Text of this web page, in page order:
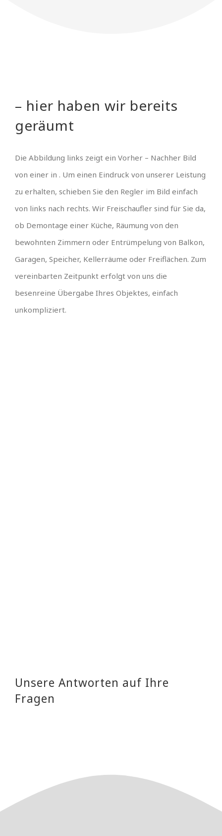
– hier haben wir bereits
geräumt
Die Abbildung links zeigt ein Vorher – Nachher Bild
von einer in . Um einen Eindruck von unserer Leistung
zu erhalten, schieben Sie den Regler im Bild einfach
von links nach rechts. Wir Freischaufler sind für Sie da,
ob Demontage einer Küche, Räumung von den
bewohnten Zimmern oder Entrümpelung von Balkon,
Garagen, Speicher, Kellerräume oder Freiflächen. Zum
vereinbarten Zeitpunkt erfolgt von uns die
besenreine Übergabe Ihres Objektes, einfach
unkompliziert.
Unsere Antworten auf Ihre
Fragen